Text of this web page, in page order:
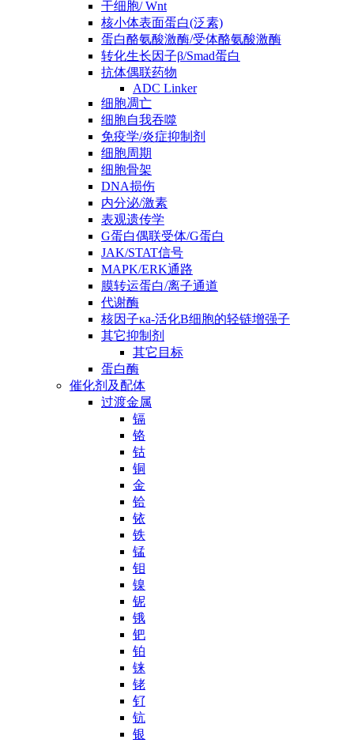
干细胞/ Wnt
核小体表面蛋白(泛素)
蛋白酪氨酸激酶/受体酪氨酸激酶
转化生长因子β/Smad蛋白
抗体偶联药物
ADC Linker
细胞凋亡
细胞自我吞噬
免疫学/炎症抑制剂
细胞周期
细胞骨架
DNA损伤
内分泌/激素
表观遗传学
G蛋白偶联受体/G蛋白
JAK/STAT信号
MAPK/ERK通路
膜转运蛋白/离子通道
代谢酶
核因子κa-活化B细胞的轻链增强子
其它抑制剂
其它目标
蛋白酶
催化剂及配体
过渡金属
镉
铬
钴
铜
金
铪
铱
铁
锰
钼
镍
铌
锇
钯
铂
铼
铑
钌
钪
银